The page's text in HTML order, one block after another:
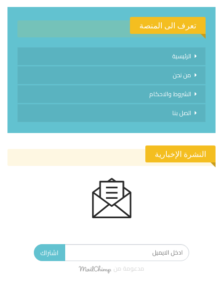
تعرف الى المنصة
الرئيسية
من نحن
الشروط والاحكام
اتصل بنا
النشرة الإخبارية
اشتراك
مدعومة من